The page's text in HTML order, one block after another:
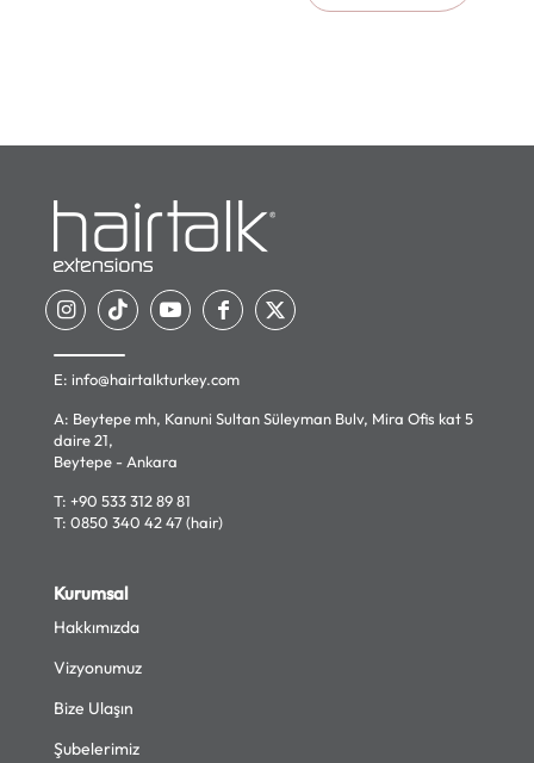
E: info@hairtalkturkey.com
A: Beytepe mh, Kanuni Sultan Süleyman Bulv, Mira Ofis kat 5
daire 21,
Beytepe - Ankara
T: +90 533 312 89 81
T: 0850 340 42 47 (hair)
Kurumsal
Hakkımızda
Vizyonumuz
Bize Ulaşın
Şubelerimiz